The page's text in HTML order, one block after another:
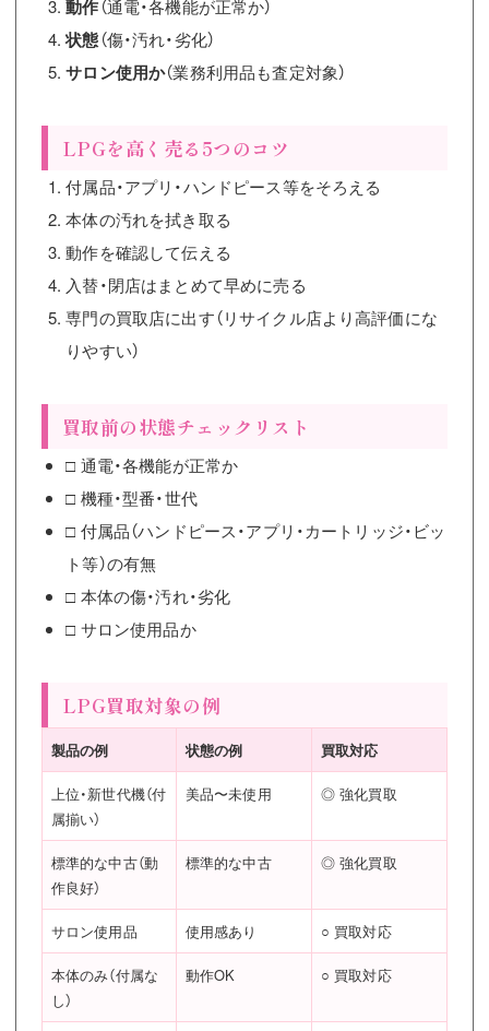
動作（通電・各機能が正常か）
状態（傷・汚れ・劣化）
サロン使用か（業務利用品も査定対象）
LPGを高く売る5つのコツ
付属品・アプリ・ハンドピース等をそろえる
本体の汚れを拭き取る
動作を確認して伝える
入替・閉店はまとめて早めに売る
専門の買取店に出す（リサイクル店より高評価にな
りやすい）
買取前の状態チェックリスト
□ 通電・各機能が正常か
□ 機種・型番・世代
□ 付属品（ハンドピース・アプリ・カートリッジ・ビッ
ト等）の有無
□ 本体の傷・汚れ・劣化
□ サロン使用品か
LPG買取対象の例
製品の例 状態の例 買取対応
上位・新世代機（付
属揃い）
美品〜未使用 ◎ 強化買取
標準的な中古（動
作良好）
標準的な中古 ◎ 強化買取
サロン使用品 使用感あり ○ 買取対応
本体のみ（付属な
し）
動作OK ○ 買取対応